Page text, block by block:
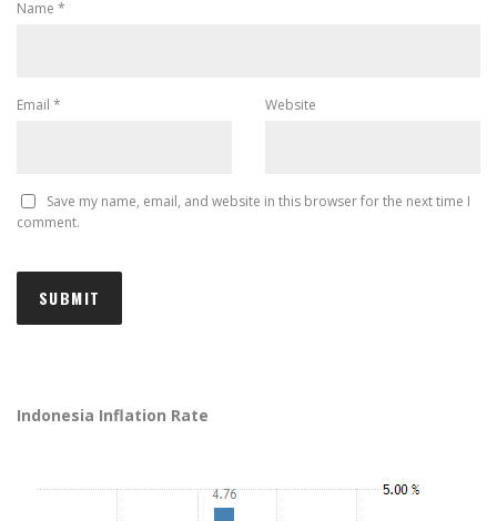
Name *
Email * Website
Save my name, email, and website in this browser for the next time I
comment.
Indonesia Inflation Rate